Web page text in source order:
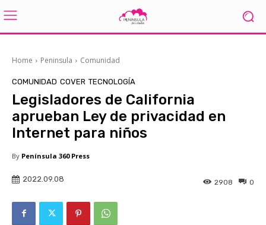
Home Peninsula Comunidad
COMUNIDAD COVER TECNOLOGÍA
Legisladores de California
aprueban Ley de privacidad en
Internet para niños
By Península 360 Press
2022.09.08 0
2908